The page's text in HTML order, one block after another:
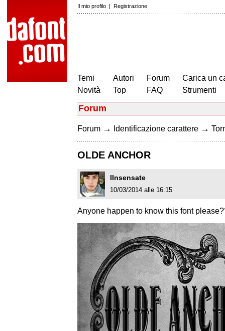
Il mio profilo | Registrazione
Temi
Novità
Autori
Top
Forum
FAQ
Carica un
Strumenti
Forum
Forum → Identificazione carattere →
OLDE ANCHOR
IInsensate
10/03/2014 alle 16:15
Anyone happen to know this font